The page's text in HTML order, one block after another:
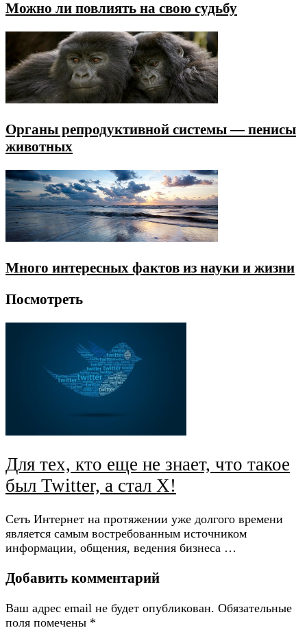
Можно ли повлиять на свою судьбу
Органы репродуктивной системы — пенисы
животных
Много интересных фактов из науки и жизни
Посмотреть
Для тех, кто еще не знает, что такое
был Twitter, а стал Х!
Сеть Интернет на протяжении уже долгого времени
является самым востребованным источником
информации, общения, ведения бизнеса …
Добавить комментарий
Ваш адрес email не будет опубликован. Обязательные
поля помечены *